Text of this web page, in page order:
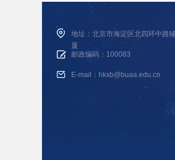
地址：北京市海淀区北四环中路
厦
邮政编码：100083
E-mail：hkxb@buaa.edu.cn